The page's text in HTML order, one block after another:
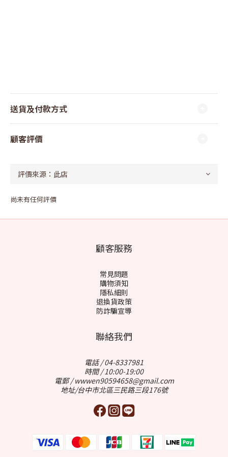
送貨及付款方式
顧客評價
尚未有任何評價
顧客服務
常見問題
購物須知
隱私細則
退換貨政策
防詐騙宣導
聯絡我們
電話 / 04-8337981
時間 / 10:00-19:00
電郵 / wwwen90594658@gmail.com
地址/台中市北區三民路三段176號